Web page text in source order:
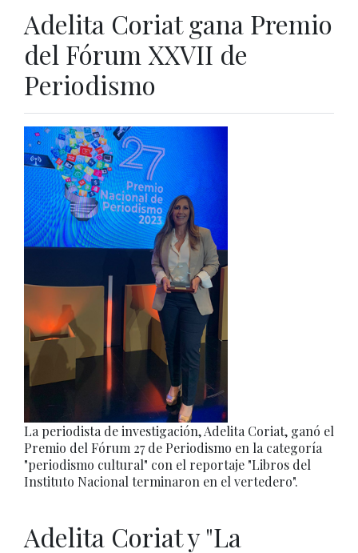
Adelita Coriat gana Premio
del Fórum XXVII de
Periodismo
La periodista de investigación, Adelita Coriat, ganó el
Premio del Fórum 27 de Periodismo en la categoría
"periodismo cultural" con el reportaje "Libros del
Instituto Nacional terminaron en el vertedero".
Adelita Coriat y "La